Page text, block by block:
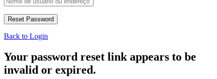
Back to Login
Your password reset link appears to be
invalid or expired.